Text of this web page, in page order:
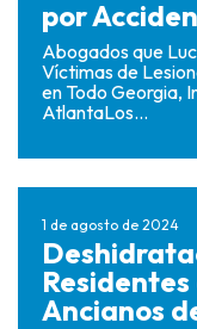
por
Abogados que
Víctimas de
en Todo Georgia,
AtlantaLos...
1 de agosto de 2024
Ancianos